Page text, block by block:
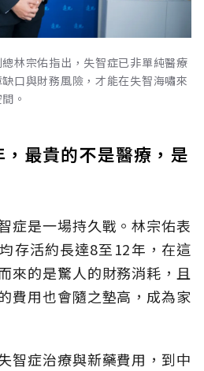
林宗佑指出，失智症已非單純醫療
口與財務風險，才能在失智海嘯來
。
最貴的不是醫療，是
症是一場持久戰。林宗佑表
存活約長達8至12年，在這
來的是驚人的財務消耗，且
費用也會隨之墊高，成為家
智症治療與新藥費用，到中